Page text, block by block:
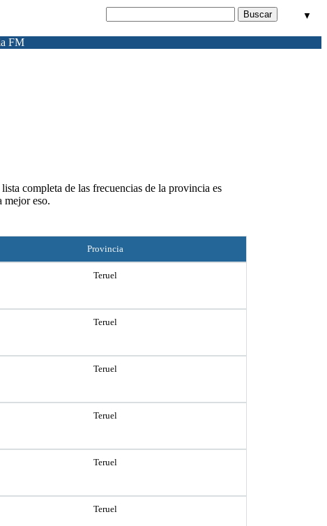
▼
FM
completa de las frecuencias de la provincia es
mejor eso.
Provincia
Teruel
Teruel
Teruel
Teruel
Teruel
Teruel